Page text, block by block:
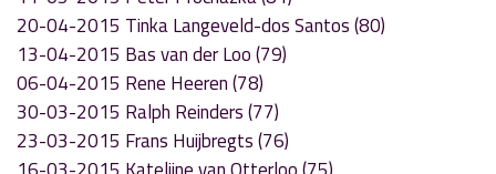
20-04-2015 Tinka Langeveld-dos Santos (80)
13-04-2015 Bas van der Loo (79)
06-04-2015 Rene Heeren (78)
30-03-2015 Ralph Reinders (77)
23-03-2015 Frans Huijbregts (76)